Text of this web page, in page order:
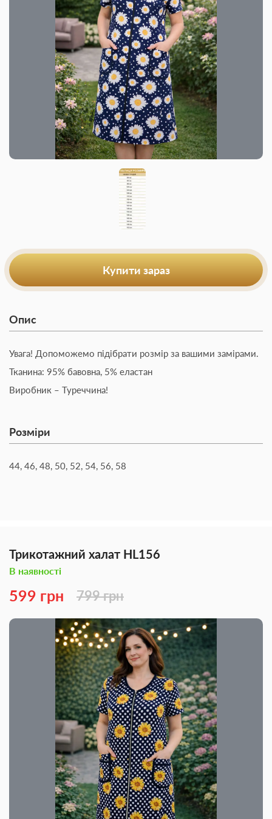
Купити зараз
Опис
Увага! Допоможемо підібрати розмір за вашими замірами.
Тканина: 95% бавовна, 5% еластан
Виробник – Туреччина!
Розміри
44, 46, 48, 50, 52, 54, 56, 58
Трикотажний халат HL156
В наявності
599 грн 799 грн